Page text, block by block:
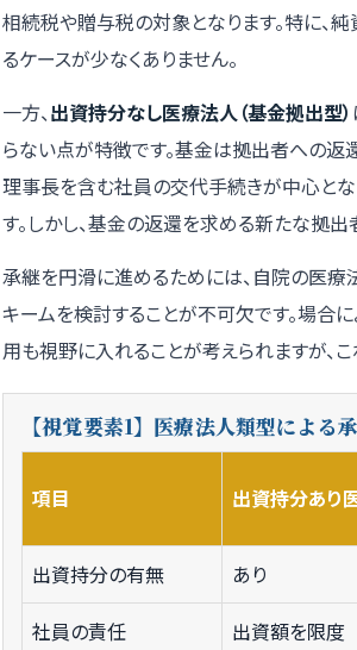
相続税や贈与税の対象となります。特に、
るケースが少なくありません。
一方、出資持分なし医療法人（基金拠出型）
らない点が特徴です。基金は拠出者への返
理事長を含む社員の交代手続きが中心と
す。しかし、基金の返還を求める新たな拠
承継を円滑に進めるためには、自院の医療
キームを検討することが不可欠です。場合
用も視野に入れることが考えられますが、
【視覚要素1】医療法人類型による
項目 出資持分あり
出資持分の有無
あり
社員の責任
出資額を限度